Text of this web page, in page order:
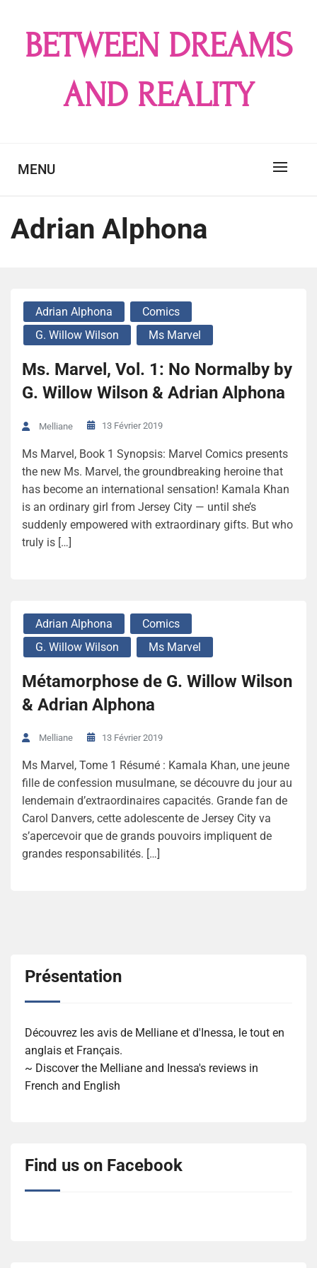
contentBETWEEN DREAMS
AND REALITY
MENU
Adrian Alphona
Adrian Alphona
Comics
G. Willow Wilson
Ms Marvel
Ms. Marvel, Vol. 1: No Normalby by
G. Willow Wilson & Adrian Alphona
Melliane 13 Février 2019
Ms Marvel, Book 1 Synopsis: Marvel Comics presents
the new Ms. Marvel, the groundbreaking heroine that
has become an international sensation! Kamala Khan
is an ordinary girl from Jersey City — until she’s
suddenly empowered with extraordinary gifts. But who
truly is […]
Adrian Alphona
Comics
G. Willow Wilson
Ms Marvel
Métamorphose de G. Willow Wilson
& Adrian Alphona
Melliane 13 Février 2019
Ms Marvel, Tome 1 Résumé : Kamala Khan, une jeune
fille de confession musulmane, se découvre du jour au
lendemain d’extraordinaires capacités. Grande fan de
Carol Danvers, cette adolescente de Jersey City va
s’apercevoir que de grands pouvoirs impliquent de
grandes responsabilités. […]
Présentation
Découvrez les avis de Melliane et d'Inessa, le tout en
anglais et Français.
~ Discover the Melliane and Inessa's reviews in
French and English
Find us on Facebook